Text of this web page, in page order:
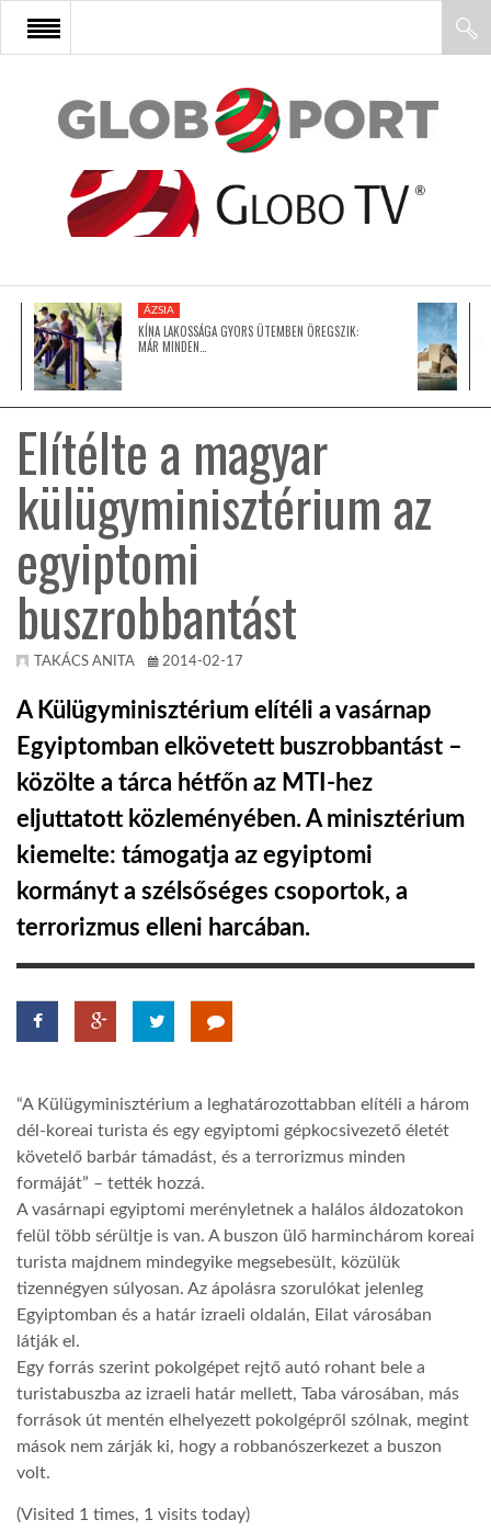
FŐOLDAL
AFRIKA
ÁZSIA
LATIN-AMERIKA
KÖZEL-KELET
AUSZTRÁLIA
MÉDIA
GLOBOTV BP
TROPICALMAGAZIN
GLOBOTV
A NAP SZÉPE
LINKTR.EE
GLOBOZSARU
DOBRAVERO.HU
LATIMO.HU
ÁZSIA
KÍNA LAKOSSÁGA GYORS ÜTEMBEN ÖREGSZIK:
MÁR MINDEN…
Elítélte a magyar
külügyminisztérium az
egyiptomi
buszrobbantást
TAKÁCS ANITA 2014-02-17
A Külügyminisztérium elítéli a vasárnap
Egyiptomban elkövetett buszrobbantást –
közölte a tárca hétfőn az MTI-hez
eljuttatott közleményében. A minisztérium
kiemelte: támogatja az egyiptomi
kormányt a szélsőséges csoportok, a
terrorizmus elleni harcában.
“A Külügyminisztérium a leghatározottabban elítéli a három
dél-koreai turista és egy egyiptomi gépkocsivezető életét
követelő barbár támadást, és a terrorizmus minden
formáját” – tették hozzá.
A vasárnapi egyiptomi merényletnek a halálos áldozatokon
felül több sérültje is van. A buszon ülő harminchárom koreai
turista majdnem mindegyike megsebesült, közülük
tizennégyen súlyosan. Az ápolásra szorulókat jelenleg
Egyiptomban és a határ izraeli oldalán, Eilat városában
látják el.
Egy forrás szerint pokolgépet rejtő autó rohant bele a
turistabuszba az izraeli határ mellett, Taba városában, más
források út mentén elhelyezett pokolgépről szólnak, megint
mások nem zárják ki, hogy a robbanószerkezet a buszon
volt.
(Visited 1 times, 1 visits today)